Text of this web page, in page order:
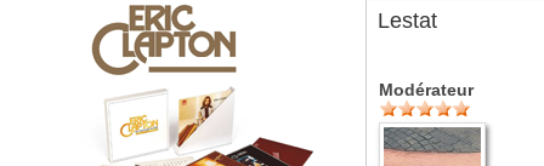
Lestat
Modérateur